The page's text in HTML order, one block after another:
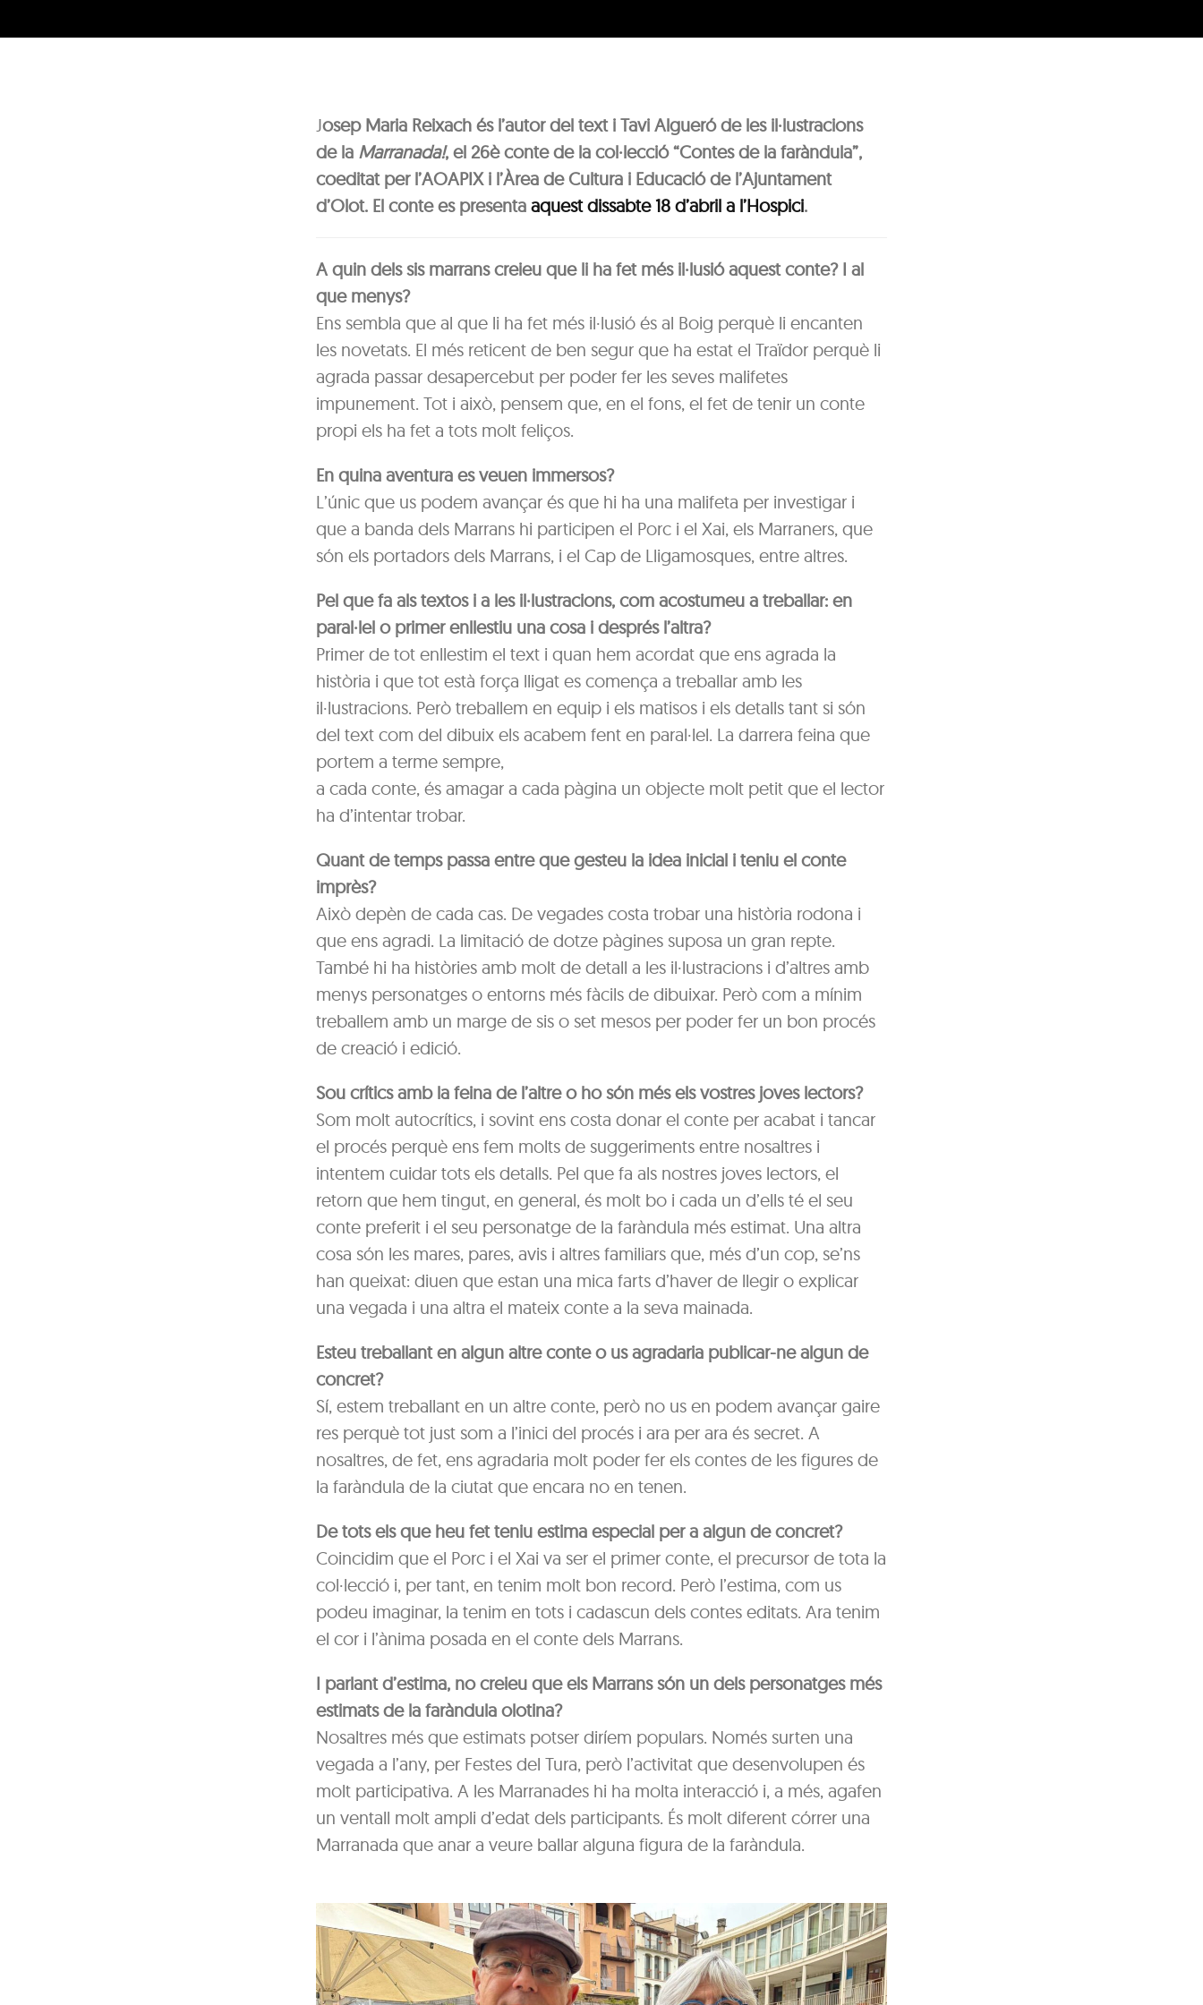
Josep Maria Reixach és l’autor del text i Tavi Algueró de les il·lustracions
de la Marranada!, el 26è conte de la col·lecció “Contes de la faràndula”,
coeditat per l’AOAPIX i l’Àrea de Cultura i Educació de l’Ajuntament
d’Olot. El conte es presentaaquest dissabte 18 d’abril a l’Hospici.
A quin dels sis marrans creieu que li ha fet més il·lusió aquest conte? I al
que menys?
Ens sembla que al que li ha fet més il·lusió és al Boig perquè li encanten
les novetats. El més reticent de ben segur que ha estat el Traïdor perquè li
agrada passar desapercebut per poder fer les seves malifetes
impunement. Tot i això, pensem que, en el fons, el fet de tenir un conte
propi els ha fet a tots molt feliços.
En quina aventura es veuen immersos?
L’únic que us podem avançar és que hi ha una malifeta per investigar i
que a banda dels Marrans hi participen el Porc i el Xai, els Marraners, que
són els portadors dels Marrans, i el Cap de Lligamosques, entre altres.
Pel que fa als textos i a les il·lustracions, com acostumeu a treballar: en
paral·lel o primer enllestiu una cosa i després l’altra?
Primer de tot enllestim el text i quan hem acordat que ens agrada la
història i que tot està força lligat es comença a treballar amb les
il·lustracions. Però treballem en equip i els matisos i els detalls tant si són
del text com del dibuix els acabem fent en paral·lel. La darrera feina que
portem a terme sempre,
a cada conte, és amagar a cada pàgina un objecte molt petit que el lector
ha d’intentar trobar.
Quant de temps passa entre que gesteu la idea inicial i teniu el conte
imprès?
Això depèn de cada cas. De vegades costa trobar una història rodona i
que ens agradi. La limitació de dotze pàgines suposa un gran repte.
També hi ha històries amb molt de detall a les il·lustracions i d’altres amb
menys personatges o entorns més fàcils de dibuixar. Però com a mínim
treballem amb un marge de sis o set mesos per poder fer un bon procés
de creació i edició.
Sou crítics amb la feina de l’altre o ho són més els vostres joves lectors?
Som molt autocrítics, i sovint ens costa donar el conte per acabat i tancar
el procés perquè ens fem molts de suggeriments entre nosaltres i
intentem cuidar tots els detalls. Pel que fa als nostres joves lectors, el
retorn que hem tingut, en general, és molt bo i cada un d’ells té el seu
conte preferit i el seu personatge de la faràndula més estimat. Una altra
cosa són les mares, pares, avis i altres familiars que, més d’un cop, se’ns
han queixat: diuen que estan una mica farts d’haver de llegir o explicar
una vegada i una altra el mateix conte a la seva mainada.
Esteu treballant en algun altre conte o us agradaria publicar-ne algun de
concret?
Sí, estem treballant en un altre conte, però no us en podem avançar gaire
res perquè tot just som a l’inici del procés i ara per ara és secret. A
nosaltres, de fet, ens agradaria molt poder fer els contes de les figures de
la faràndula de la ciutat que encara no en tenen.
De tots els que heu fet teniu estima especial per a algun de concret?
Coincidim que el Porc i el Xai va ser el primer conte, el precursor de tota la
col·lecció i, per tant, en tenim molt bon record. Però l’estima, com us
podeu imaginar, la tenim en tots i cadascun dels contes editats. Ara tenim
el cor i l’ànima posada en el conte dels Marrans.
I parlant d’estima, no creieu que els Marrans són un dels personatges més
estimats de la faràndula olotina?
Nosaltres més que estimats potser diríem populars. Només surten una
vegada a l’any, per Festes del Tura, però l’activitat que desenvolupen és
molt participativa. A les Marranades hi ha molta interacció i, a més, agafen
un ventall molt ampli d’edat dels participants. És molt diferent córrer una
Marranada que anar a veure ballar alguna figura de la faràndula.